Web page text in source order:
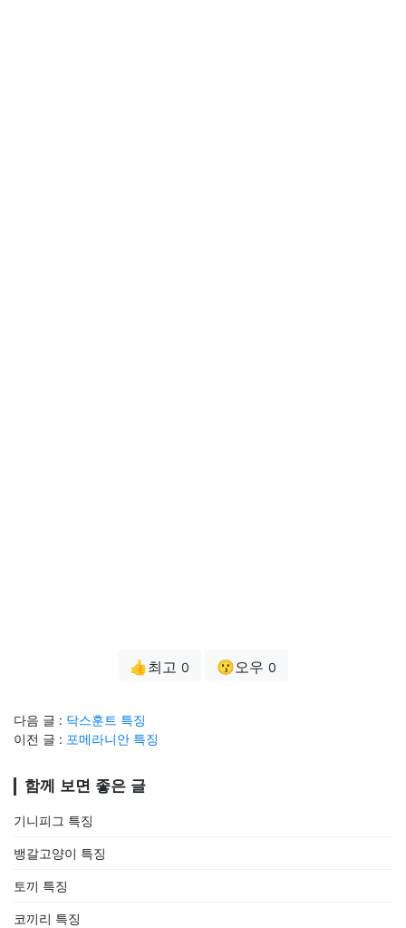
👍최고 0 😗오우 0
다음 글 : 닥스훈트 특징
이전 글 : 포메라니안 특징
함께 보면 좋은 글
기니피그 특징
뱅갈고양이 특징
토끼 특징
코끼리 특징